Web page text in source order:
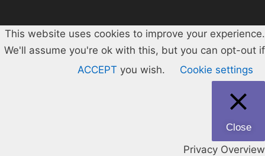
This website uses cookies to improve your experience.
We'll assume you're ok with this, but you can opt-out if
you wish.
Cookie settings
ACCEPT
Close
Privacy Overview